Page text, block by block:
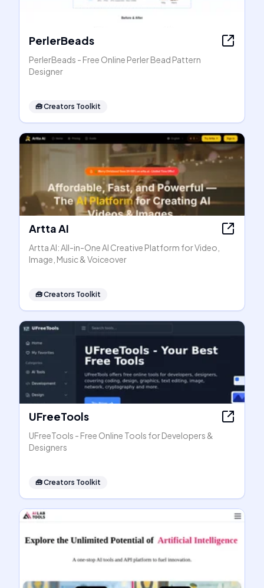
PerlerBeads
PerlerBeads - Free Online Perler Bead Pattern
Designer
🧰Creators Toolkit
Artta AI
Artta AI: All-in-One AI Creative Platform for Video,
Image, Music & Voiceover
🧰Creators Toolkit
UFreeTools
UFreeTools - Free Online Tools for Developers &
Designers
🧰Creators Toolkit